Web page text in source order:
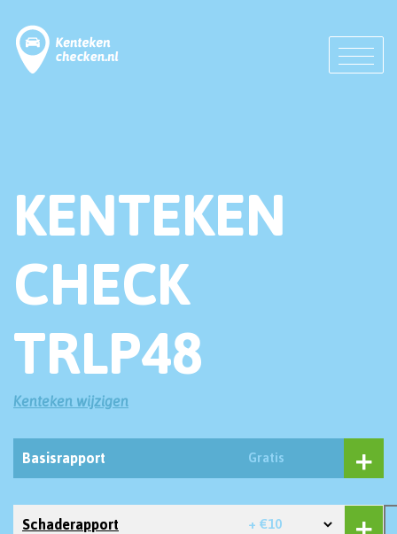
KENTEKEN
CHECK
TRLP48
Kenteken wijzigen
Basisrapport Gratis
Schaderapport + €10